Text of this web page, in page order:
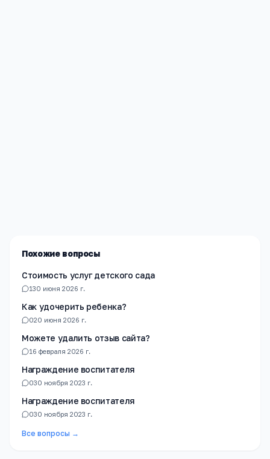
Похожие вопросы
Стоимость услуг детского сада
130 июня 2026 г.
Как удочерить ребенка?
020 июня 2026 г.
Можете удалить отзыв сайта?
1 6 февраля 2026 г.
Награждение воспитателя
030 ноября 2023 г.
Награждение воспитателя
030 ноября 2023 г.
Все вопросы →